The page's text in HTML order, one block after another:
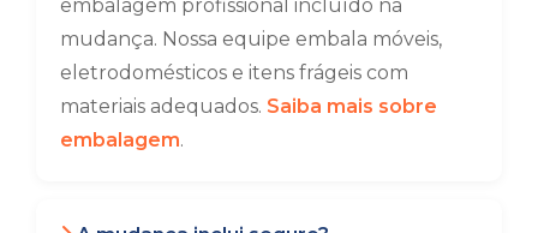
embalagem profissional incluído na
mudança. Nossa equipe embala móveis,
eletrodomésticos e itens frágeis com
materiais adequados. Saiba mais sobre
embalagem.